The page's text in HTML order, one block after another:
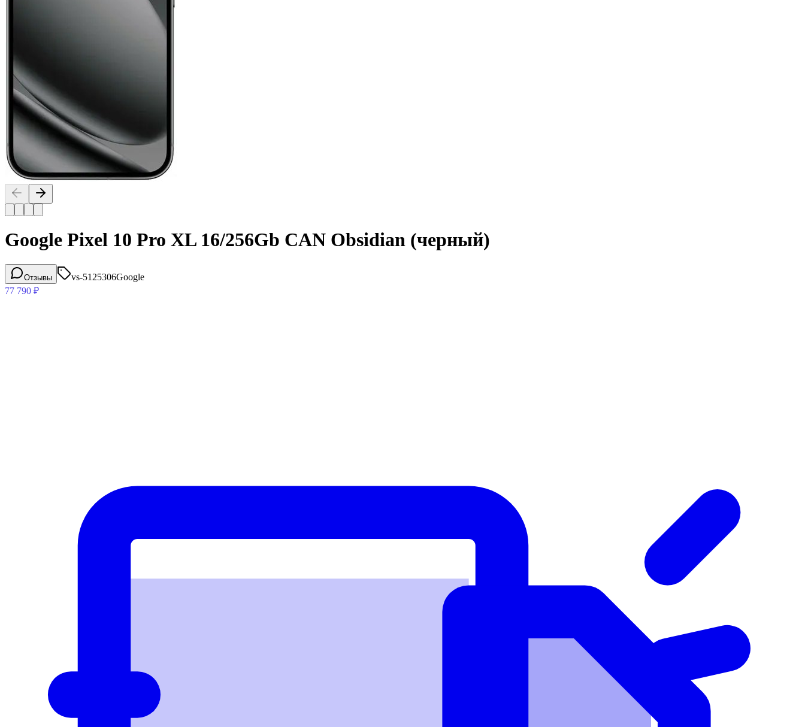
Google Pixel 10 Pro XL 16/256Gb CAN Obsidian (черный)
Отзывы vs-5125306Google
77 790 ₽